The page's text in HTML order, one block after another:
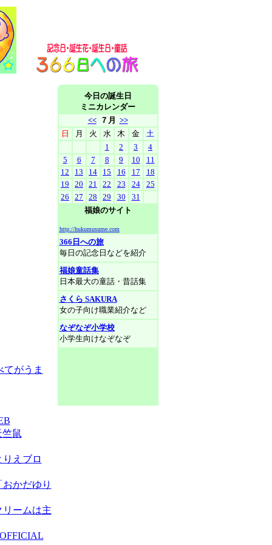
がうま
竺鼠
えブロ
かだゆり
ームは主
今日の誕生日
ミニカレンダー
<<
７月 >>
日
月 火 水 木 金
土
1
2 3
4
5
6 7 8 9 10
11
12
13 14 15 16 17
18
19
20 21 22 23 24
25
26
27 28 29 30
31
福娘のサイト
http://hukumusume.com
366日への旅
毎日の記念日などを紹介
福娘童話集
日本最大の童話・昔話集
さくら SAKURA
女の子向け職業紹介など
なぞなぞ小学校
小学生向けなぞなぞ